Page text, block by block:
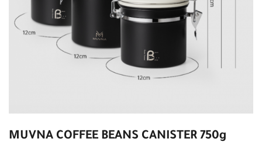
MUVNA COFFEE BEANS CANISTER 750g